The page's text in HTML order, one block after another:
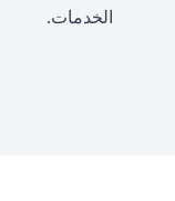
الخدمات.